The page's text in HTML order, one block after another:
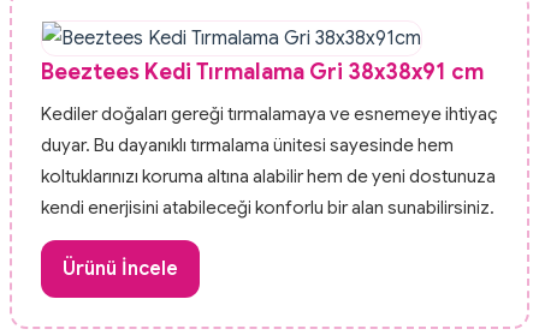
Beeztees Kedi Tırmalama Gri 38x38x91 cm
Kediler doğaları gereği tırmalamaya ve esnemeye ihtiyaç
duyar. Bu dayanıklı tırmalama ünitesi sayesinde hem
koltuklarınızı koruma altına alabilir hem de yeni dostunuza
kendi enerjisini atabileceği konforlu bir alan sunabilirsiniz.
Ürünü İncele